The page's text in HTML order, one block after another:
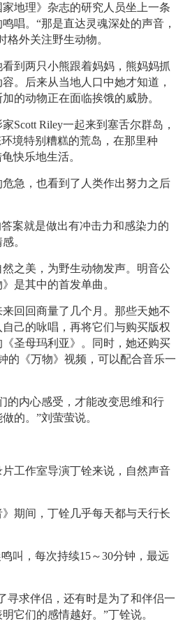
地理》杂志的研究人员坐上一条
唱。“那是直达灵魂深处的声音，
外关注野生动物。
到两只小熊跟着妈妈，熊妈妈抓
。后来从当地人口中她才知道，
的动物正在面临挨饿的威胁。
Scott Riley一起来到塞舌尔群岛，
境特别糟糕的荒岛，在那里种
快乐地生活。
急，也看到了人类作出努力之后
案就是做出有冲击力和感染力的
。
之美，为野生动物发声。明音公
是其中的首发单曲。
回回商量了几个月。那些天她不
己的咏唱，再将它们与购买版权
圣母玛利亚》。同时，她还购买
的《万物》视频，可以配合音乐一
的内心感受，才能改变思维和行
的。”刘萤萤说。
工作室导演丁铨来说，自然声音
期间，丁铨几乎每天都与天行长
叫，每次持续15～30分钟，最远
寻求伴侣，还有时是为了和伴侣一
它们的感情越好。”丁铨说。